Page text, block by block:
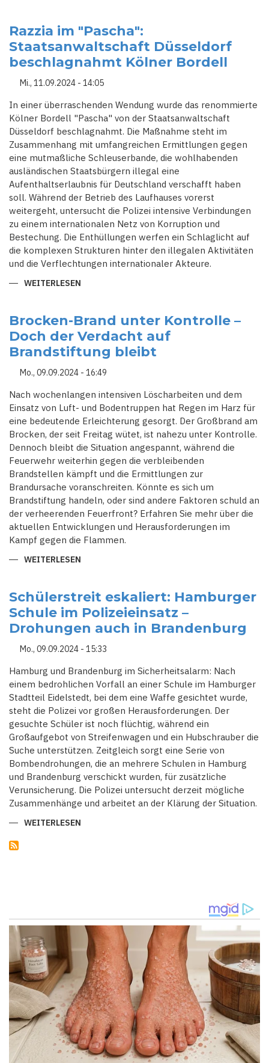
VISIER:
TÄTER
LEGT
SPRENGSATZ
–
POLIZEI
FAHNDET
INTENSIV
Razzia im "Pascha":
Staatsanwaltschaft Düsseldorf
beschlagnahmt Kölner Bordell
Mi., 11.09.2024 - 14:05
In einer überraschenden Wendung wurde das renommierte
Kölner Bordell "Pascha" von der Staatsanwaltschaft
Düsseldorf beschlagnahmt. Die Maßnahme steht im
Zusammenhang mit umfangreichen Ermittlungen gegen
eine mutmaßliche Schleuserbande, die wohlhabenden
ausländischen Staatsbürgern illegal eine
Aufenthaltserlaubnis für Deutschland verschafft haben
soll. Während der Betrieb des Laufhauses vorerst
weitergeht, untersucht die Polizei intensive Verbindungen
zu einem internationalen Netz von Korruption und
Bestechung. Die Enthüllungen werfen ein Schlaglicht auf
die komplexen Strukturen hinter den illegalen Aktivitäten
und die Verflechtungen internationaler Akteure.
WEITERLESEN
STAATSANWALTSCHAFT
DÜSSELDORF
BESCHLAGNAHMT
KÖLNER
BORDELL
Brocken-Brand unter Kontrolle –
Doch der Verdacht auf
Brandstiftung bleibt
Mo., 09.09.2024 - 16:49
Nach wochenlangen intensiven Löscharbeiten und dem
Einsatz von Luft- und Bodentruppen hat Regen im Harz für
eine bedeutende Erleichterung gesorgt. Der Großbrand am
Brocken, der seit Freitag wütet, ist nahezu unter Kontrolle.
Dennoch bleibt die Situation angespannt, während die
Feuerwehr weiterhin gegen die verbleibenden
Brandstellen kämpft und die Ermittlungen zur
Brandursache voranschreiten. Könnte es sich um
Brandstiftung handeln, oder sind andere Faktoren schuld an
der verheerenden Feuerfront? Erfahren Sie mehr über die
aktuellen Entwicklungen und Herausforderungen im
Kampf gegen die Flammen.
WEITERLESEN
KONTROLLE
–
DOCH
DER
VERDACHT
AUF
BRANDSTIFTUNG
BLEIBT
Schülerstreit eskaliert: Hamburger
Schule im Polizeieinsatz –
Drohungen auch in Brandenburg
Mo., 09.09.2024 - 15:33
Hamburg und Brandenburg im Sicherheitsalarm: Nach
einem bedrohlichen Vorfall an einer Schule im Hamburger
Stadtteil Eidelstedt, bei dem eine Waffe gesichtet wurde,
steht die Polizei vor großen Herausforderungen. Der
gesuchte Schüler ist noch flüchtig, während ein
Großaufgebot von Streifenwagen und ein Hubschrauber die
Suche unterstützen. Zeitgleich sorgt eine Serie von
Bombendrohungen, die an mehrere Schulen in Hamburg
und Brandenburg verschickt wurden, für zusätzliche
Verunsicherung. Die Polizei untersucht derzeit mögliche
Zusammenhänge und arbeitet an der Klärung der Situation.
WEITERLESEN